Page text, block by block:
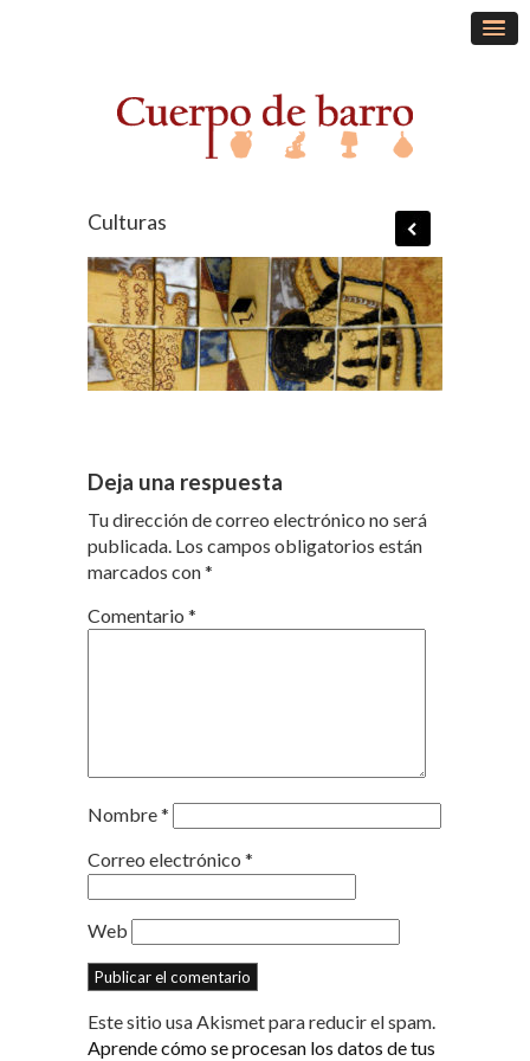
Culturas
Deja una respuesta
Tu dirección de correo electrónico no será
publicada. Los campos obligatorios están
marcados con*
Comentario *
Nombre*
Correo electrónico *
Web
Este sitio usa Akismet para reducir el spam.
Aprende cómo se procesan los datos de tus